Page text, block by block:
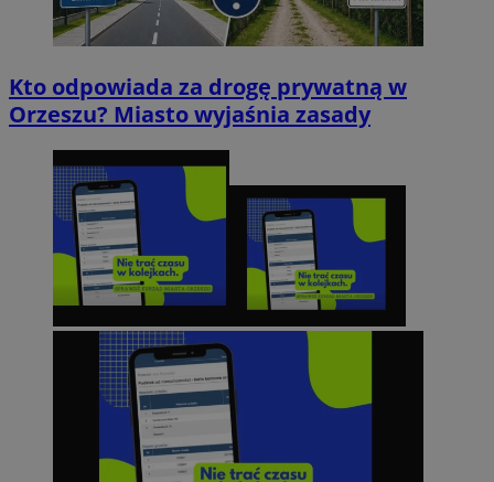
Kto odpowiada za drogę prywatną w
Orzeszu? Miasto wyjaśnia zasady